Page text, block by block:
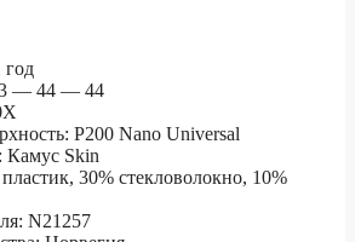
год
— 44 — 44
P200 Nano Universal
Камус Skin
30% стекловолокно, 10%
N21257